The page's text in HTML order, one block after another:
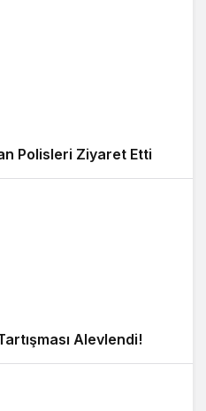
Polisleri Ziyaret Etti
Alevlendi!